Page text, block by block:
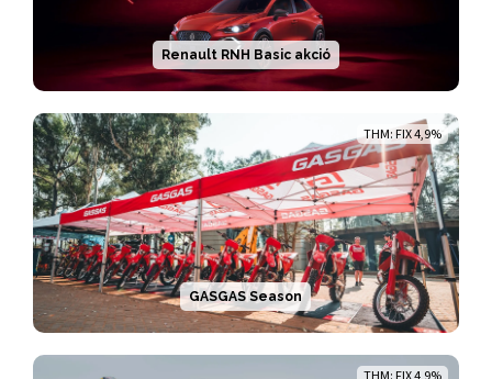
Renault RNH Basic akció
THM: FIX 4,9%
GASGAS Season
THM: FIX 4,9%